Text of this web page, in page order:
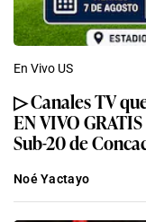
En Vivo US
▷ Canales TV
EN VIVO
Sub-20 de
Noé Yactayo